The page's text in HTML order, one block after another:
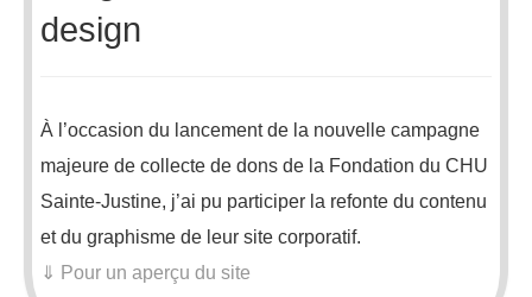
design
À l’occasion du lancement de la nouvelle campagne
majeure de collecte de dons de la Fondation du CHU
Sainte-Justine, j’ai pu participer la refonte du contenu
et du graphisme de leur site corporatif.
⇓ Pour un aperçu du site